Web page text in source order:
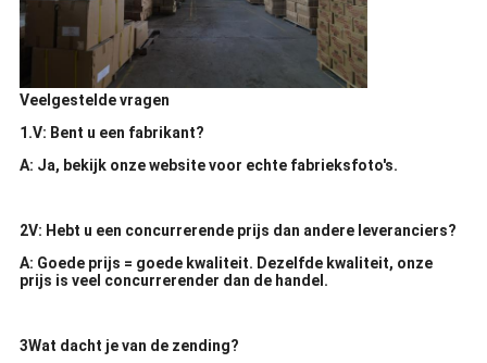
Veelgestelde vragen
1.V: Bent u een fabrikant?
A: Ja, bekijk onze website voor echte fabrieksfoto's.
2V: Hebt u een concurrerende prijs dan andere leveranciers?
A: Goede prijs = goede kwaliteit. Dezelfde kwaliteit, onze
prijs is veel concurrerender dan de handel.
3Wat dacht je van de zending?